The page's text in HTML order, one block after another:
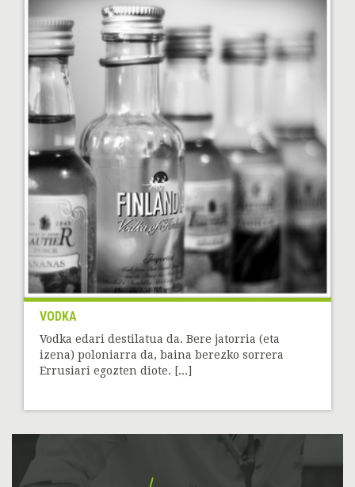
VODKA
Vodka edari destilatua da. Bere jatorria (eta
izena) poloniarra da, baina berezko sorrera
Errusiari egozten diote. [...]